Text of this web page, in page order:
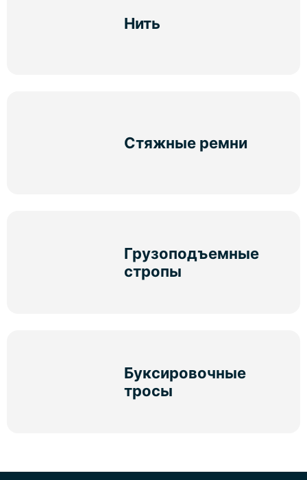
Нить
Стяжные ремни
Грузоподъемные
стропы
Буксировочные
тросы